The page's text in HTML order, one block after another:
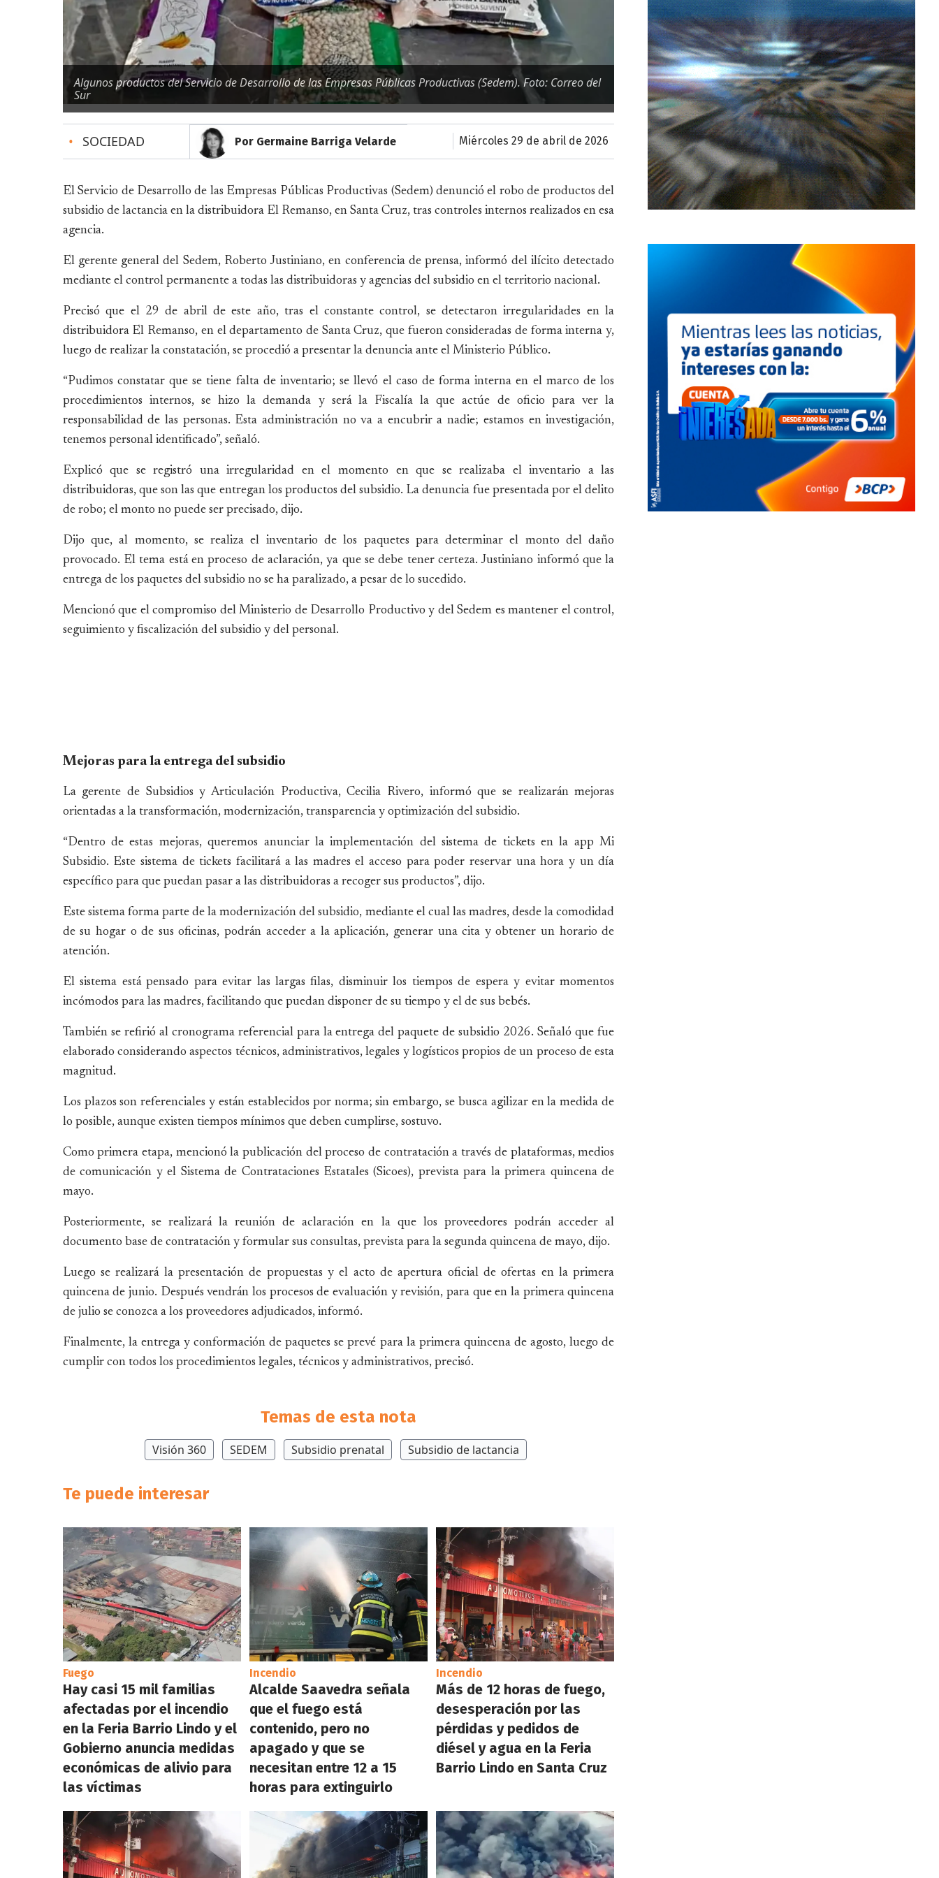
Algunos productos del Servicio de Desarrollo de las Empresas Públicas Productivas (Sedem). Foto: Correo del
Sur
• SOCIEDAD Por Germaine Barriga Velarde miércoles 29 de abril de 2026
El Servicio de Desarrollo de las Empresas Públicas Productivas (Sedem) denunció el robo de productos del
subsidio de lactancia en la distribuidora El Remanso, en Santa Cruz, tras controles internos realizados en esa
agencia.
El gerente general del Sedem, Roberto Justiniano, en conferencia de prensa, informó del ilícito detectado
mediante el control permanente a todas las distribuidoras y agencias del subsidio en el territorio nacional.
Precisó que el 29 de abril de este año, tras el constante control, se detectaron irregularidades en la
distribuidora El Remanso, en el departamento de Santa Cruz, que fueron consideradas de forma interna y,
luego de realizar la constatación, se procedió a presentar la denuncia ante el Ministerio Público.
“Pudimos constatar que se tiene falta de inventario; se llevó el caso de forma interna en el marco de los
procedimientos internos, se hizo la demanda y será la Fiscalía la que actúe de oficio para ver la
responsabilidad de las personas. Esta administración no va a encubrir a nadie; estamos en investigación,
tenemos personal identificado”, señaló.
Explicó que se registró una irregularidad en el momento en que se realizaba el inventario a las
distribuidoras, que son las que entregan los productos del subsidio. La denuncia fue presentada por el delito
de robo; el monto no puede ser precisado, dijo.
Dijo que, al momento, se realiza el inventario de los paquetes para determinar el monto del daño
provocado. El tema está en proceso de aclaración, ya que se debe tener certeza. Justiniano informó que la
entrega de los paquetes del subsidio no se ha paralizado, a pesar de lo sucedido.
Mencionó que el compromiso del Ministerio de Desarrollo Productivo y del Sedem es mantener el control,
seguimiento y fiscalización del subsidio y del personal.
Mejoras para la entrega del subsidio
La gerente de Subsidios y Articulación Productiva, Cecilia Rivero, informó que se realizarán mejoras
orientadas a la transformación, modernización, transparencia y optimización del subsidio.
“Dentro de estas mejoras, queremos anunciar la implementación del sistema de tickets en la app Mi
Subsidio. Este sistema de tickets facilitará a las madres el acceso para poder reservar una hora y un día
específico para que puedan pasar a las distribuidoras a recoger sus productos”, dijo.
Este sistema forma parte de la modernización del subsidio, mediante el cual las madres, desde la comodidad
de su hogar o de sus oficinas, podrán acceder a la aplicación, generar una cita y obtener un horario de
atención.
El sistema está pensado para evitar las largas filas, disminuir los tiempos de espera y evitar momentos
incómodos para las madres, facilitando que puedan disponer de su tiempo y el de sus bebés.
También se refirió al cronograma referencial para la entrega del paquete de subsidio 2026. Señaló que fue
elaborado considerando aspectos técnicos, administrativos, legales y logísticos propios de un proceso de esta
magnitud.
Los plazos son referenciales y están establecidos por norma; sin embargo, se busca agilizar en la medida de
lo posible, aunque existen tiempos mínimos que deben cumplirse, sostuvo.
Como primera etapa, mencionó la publicación del proceso de contratación a través de plataformas, medios
de comunicación y el Sistema de Contrataciones Estatales (Sicoes), prevista para la primera quincena de
mayo.
Posteriormente, se realizará la reunión de aclaración en la que los proveedores podrán acceder al
documento base de contratación y formular sus consultas, prevista para la segunda quincena de mayo, dijo.
Luego se realizará la presentación de propuestas y el acto de apertura oficial de ofertas en la primera
quincena de junio. Después vendrán los procesos de evaluación y revisión, para que en la primera quincena
de julio se conozca a los proveedores adjudicados, informó.
Finalmente, la entrega y conformación de paquetes se prevé para la primera quincena de agosto, luego de
cumplir con todos los procedimientos legales, técnicos y administrativos, precisó.
Temas de esta nota
Visión 360 SEDEM Subsidio prenatal Subsidio de lactancia
Te puede interesar
Fuego
Hay casi 15 mil familias
afectadas por el incendio
en la Feria Barrio Lindo y el
Gobierno anuncia medidas
económicas de alivio para
las víctimas
Incendio
Alcalde Saavedra señala
que el fuego está
contenido, pero no
apagado y que se
necesitan entre 12 a 15
horas para extinguirlo
Incendio
Más de 12 horas de fuego,
desesperación por las
pérdidas y pedidos de
diésel y agua en la Feria
Barrio Lindo en Santa Cruz